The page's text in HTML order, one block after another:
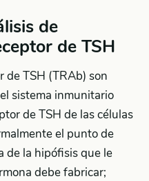
de
de TSH
de TSH (TRAb) son
sistema inmunitario
de TSH de las células
el punto de
de la hipófisis que le
debe fabricar;